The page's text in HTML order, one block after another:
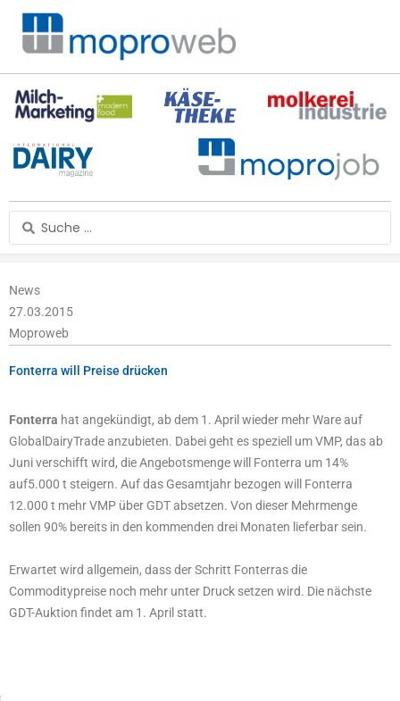
Zum
Inhalt
springen
Search
...
News
27.03.2015
Moproweb
Fonterra will Preise drücken
Fonterra hat angekündigt, ab dem 1. April wieder mehr Ware auf
GlobalDairyTrade anzubieten. Dabei geht es speziell um VMP, das ab
Juni verschifft wird, die Angebotsmenge will Fonterra um 14%
auf5.000 t steigern. Auf das Gesamtjahr bezogen will Fonterra
12.000 t mehr VMP über GDT absetzen. Von dieser Mehrmenge
sollen 90% bereits in den kommenden drei Monaten lieferbar sein.
Erwartet wird allgemein, dass der Schritt Fonterras die
Commoditypreise noch mehr unter Druck setzen wird. Die nächste
GDT-Auktion findet am 1. April statt.